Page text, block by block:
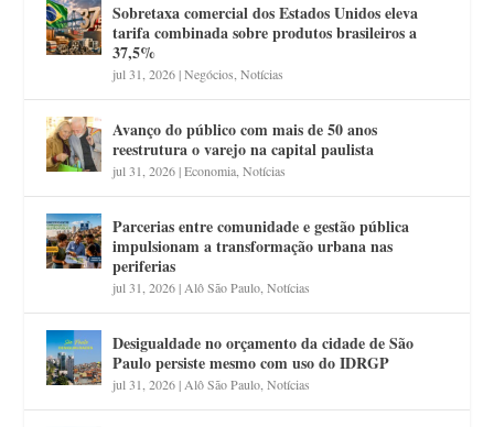
Sobretaxa comercial dos Estados Unidos eleva
tarifa combinada sobre produtos brasileiros a
37,5%
jul 31, 2026|Negócios,Notícias
Avanço do público com mais de 50 anos
reestrutura o varejo na capital paulista
jul 31, 2026|Economia,Notícias
Parcerias entre comunidade e gestão pública
impulsionam a transformação urbana nas
periferias
jul 31, 2026|Alô São Paulo,Notícias
Desigualdade no orçamento da cidade de São
Paulo persiste mesmo com uso do IDRGP
jul 31, 2026|Alô São Paulo,Notícias